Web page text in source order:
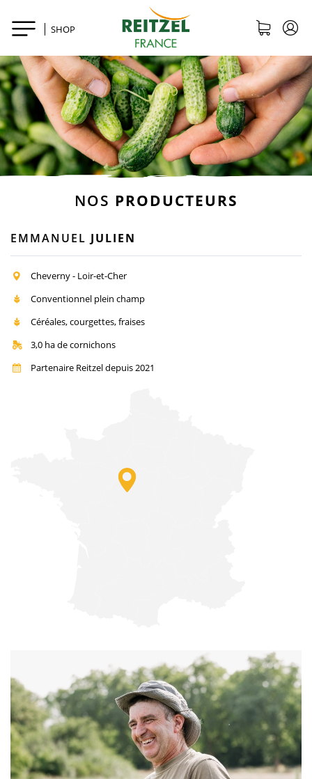
SHOP
NOS PRODUCTEURS
EMMANUEL JULIEN
Cheverny - Loir-et-Cher
Conventionnel plein champ
Céréales, courgettes, fraises
3,0 ha de cornichons
Partenaire Reitzel depuis 2021